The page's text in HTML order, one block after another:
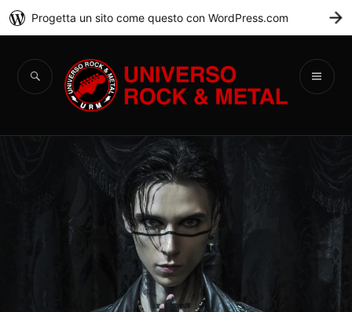
Universo Rock &
Metal
Progetta un sito come questo con WordPress.com